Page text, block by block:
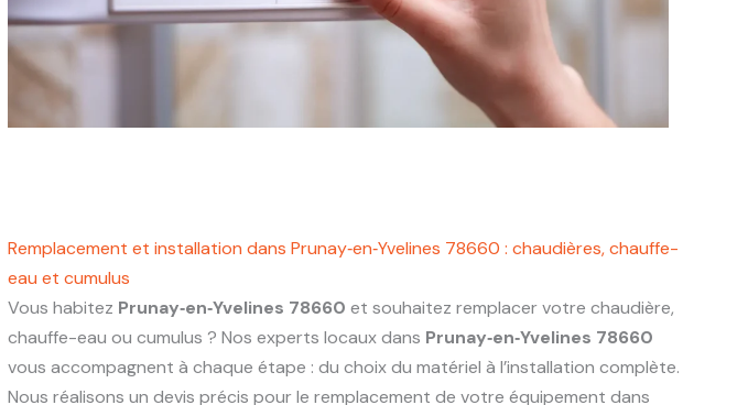
Remplacement et installation dans Prunay‑en‑Yvelines 78660 : chaudières, chauffe-
eau et cumulus
Vous habitez Prunay‑en‑Yvelines 78660 et souhaitez remplacer votre chaudière,
chauffe-eau ou cumulus ? Nos experts locaux dans Prunay‑en‑Yvelines 78660
vous accompagnent à chaque étape : du choix du matériel à l’installation complète.
Nous réalisons un devis précis pour le remplacement de votre équipement dans